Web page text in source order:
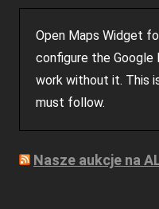
Open Maps Widget
configure the Google
work without it. This
must follow.
Nasze aukcje na